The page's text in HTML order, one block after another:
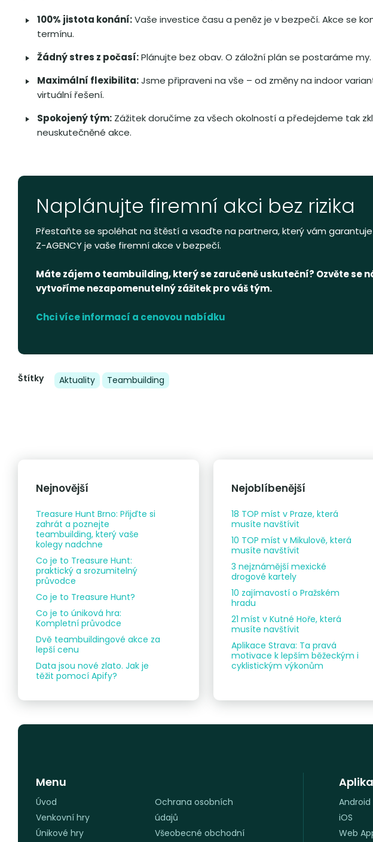
100% jistota konání:Vaše investice času a peněz je v bezpečí. Akce se
termínu.
Žádný stres z počasí:Plánujte bez obav. O záložní plán se postaráme my.
Maximální flexibilita:Jsme připraveni na vše – od změny na indoor
virtuální řešení.
Spokojený tým: Zážitek doručíme za všech okolností a předejdeme tak
neuskutečněné akce.
Naplánujte firemní akci bez rizika
Přestaňte se spoléhat na štěstí a vsaďte na partnera, který vám garantuje
Z-AGENCY je vaše firemní akce v bezpečí.
Máte zájem o teambuilding, který se zaručeně uskuteční? Ozvěte se
vytvoříme nezapomenutelný zážitek pro váš tým.
Chci více informací a cenovou nabídku
Štítky Aktuality Teambuilding
Nejnovější
Treasure Hunt Brno: Přijďte si
zahrát a poznejte
teambuilding, který vaše
kolegy nadchne
Co je to Treasure Hunt:
praktický a srozumitelný
průvodce
Co je to Treasure Hunt?
Co je to úniková hra:
Kompletní průvodce
Dvě teambuildingové akce za
lepší cenu
Data jsou nové zlato. Jak je
těžit pomocí Apify?
Nejoblíbenější
18 TOP míst v Praze, která
musíte navštívit
10 TOP míst v Mikulově, která
musíte navštívit
3 nejznámější mexické
drogové kartely
10 zajímavostí o Pražském
hradu
21 míst v Kutné Hoře, která
musíte navštívit
Aplikace Strava: Ta pravá
motivace k lepším běžeckým i
cyklistickým výkonům
Menu
Úvod
Venkovní hry
Únikové hry
Ochrana osobních
údajů
Všeobecné obchodní
Android
iOS
Web